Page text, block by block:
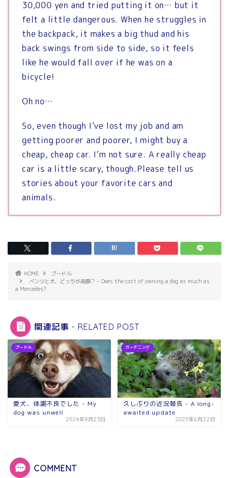
30,000 yen and tried putting it on… but it
felt a little dangerous. When he struggles in
the backpack, it makes a big thud and his
back swings from side to side, so it feels
like he would fall over if he was on a
bicycle!
Oh no…
So, even though I’ve lost my job and am
getting poorer and poorer, I might buy a
cheap, cheap car. I’m not sure. A really cheap
car is a little scary, though.Please tell us
stories about your favorite cars and
animals.
HOME
プードル
ベンツと犬、どっちが高額？ – Does the cost of owning a dog as much as
a Mercedes?
関連記事 - RELATED POST
プードル
愛犬、体調不良でした - My
dog ​​was unwell
2024年9月23日
ガーデニング
久しぶりの近況報告 - A long-
awaited update
2025年6月22日
COMMENT